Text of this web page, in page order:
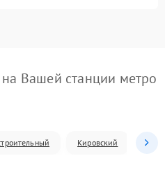
Вашей станции метро
Кировский